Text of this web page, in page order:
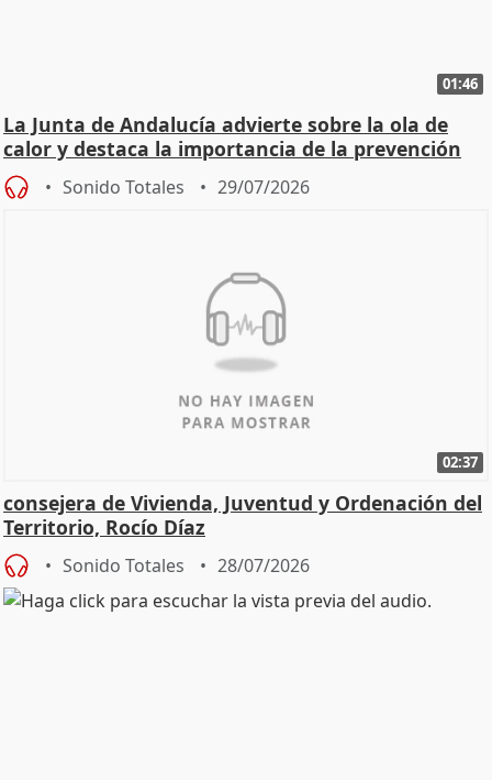
01:46
La Junta de Andalucía advierte sobre la ola de
calor y destaca la importancia de la prevención
Sonido Totales 29/07/2026
02:37
consejera de Vivienda, Juventud y Ordenación del
Territorio, Rocío Díaz
Sonido Totales 28/07/2026